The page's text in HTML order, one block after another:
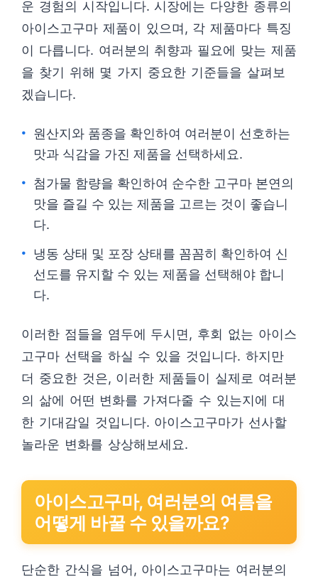
운 경험의 시작입니다. 시장에는 다양한 종류의
아이스고구마 제품이 있으며, 각 제품마다 특징
이 다릅니다. 여러분의 취향과 필요에 맞는 제품
을 찾기 위해 몇 가지 중요한 기준들을 살펴보
겠습니다.
원산지와 품종을 확인하여 여러분이 선호하는
맛과 식감을 가진 제품을 선택하세요.
첨가물 함량을 확인하여 순수한 고구마 본연의
맛을 즐길 수 있는 제품을 고르는 것이 좋습니
다.
냉동 상태 및 포장 상태를 꼼꼼히 확인하여 신
선도를 유지할 수 있는 제품을 선택해야 합니
다.
이러한 점들을 염두에 두시면, 후회 없는 아이스
고구마 선택을 하실 수 있을 것입니다. 하지만
더 중요한 것은, 이러한 제품들이 실제로 여러분
의 삶에 어떤 변화를 가져다줄 수 있는지에 대
한 기대감일 것입니다. 아이스고구마가 선사할
놀라운 변화를 상상해보세요.
아이스고구마, 여러분의 여름을
어떻게 바꿀 수 있을까요?
단순한 간식을 넘어, 아이스고구마는 여러분의